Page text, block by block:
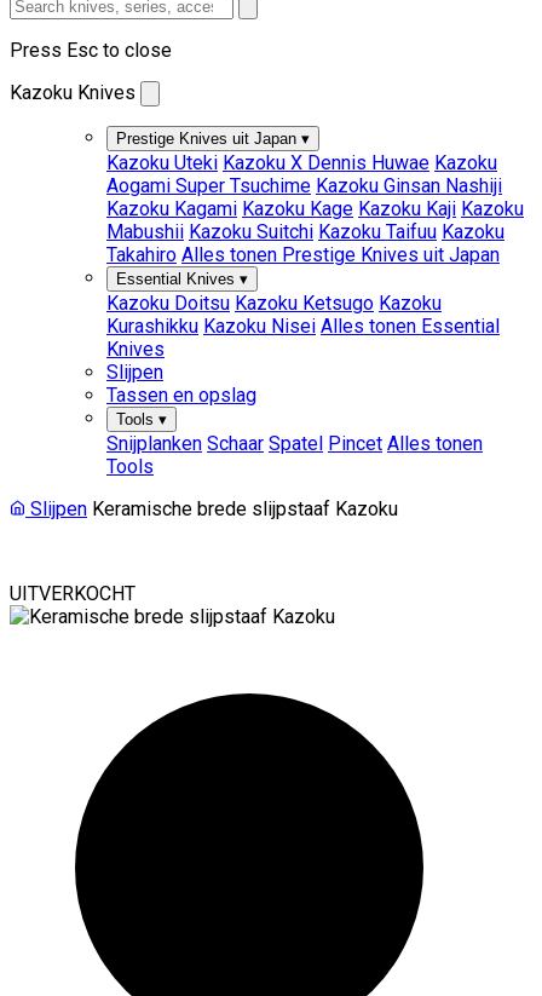
Press Esc to close
Kazoku Knives
Prestige Knives uit Japan ▾
Kazoku Uteki Kazoku X Dennis Huwae Kazoku
Aogami Super Tsuchime Kazoku Ginsan Nashiji
Kazoku Kagami Kazoku Kage Kazoku Kaji Kazoku
Mabushii Kazoku Suitchi Kazoku Taifuu Kazoku
Takahiro Alles tonen Prestige Knives uit Japan
Essential Knives ▾
Kazoku Doitsu Kazoku Ketsugo Kazoku
Kurashikku Kazoku Nisei Alles tonen Essential
Knives
Slijpen
Tassen en opslag
Tools ▾
Snijplanken Schaar Spatel Pincet Alles tonen
Tools
Slijpen Keramische brede slijpstaaf Kazoku
UITVERKOCHT